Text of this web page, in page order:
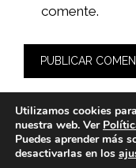
comente.
© 2026
Utilizamos cookies
nuestra web. Ver
Puedes aprender más
desactivarlas en los